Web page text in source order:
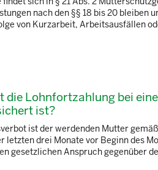
nach den §§ 18 bis 20
von Kurzarbeit, Arbeitsausfällen
die Lohnfortzahlung bei
ist?
ist der werdenden Mutter
letzten drei Monate vor Beginn des
gesetzlichen Anspruch gegenüber